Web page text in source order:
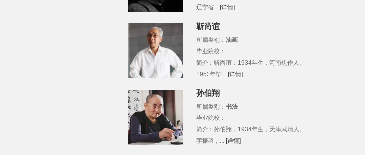
辽宁省... [详情]
靳尚谊
所属类别： 油画
毕业院校：
简介：靳尚谊：1934年生，河南焦作人。
1953年毕... [详情]
孙伯翔
所属类别： 书法
毕业院校：
简介：孙伯翔，1934年生，天津武清人。
字振羽，... [详情]